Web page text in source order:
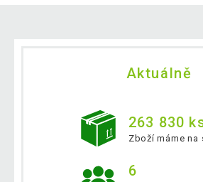
Aktuálně
263 830
Zboží máme na
6